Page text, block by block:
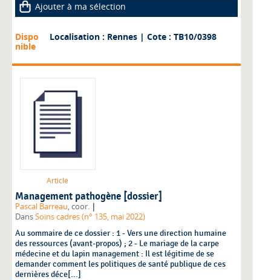
Ajouter à ma sélection
Dispo
nible
Localisation : Rennes | Cote : TB10/0398
Article
Management pathogène [dossier]
Pascal Barreau, coor. |
DansSoins cadres (n° 135, mai 2022)
Au sommaire de ce dossier : 1 - Vers une direction humaine
des ressources (avant-propos) ; 2 - Le mariage de la carpe
médecine et du lapin management : Il est légitime de se
demander comment les politiques de santé publique de ces
dernières déce[...]